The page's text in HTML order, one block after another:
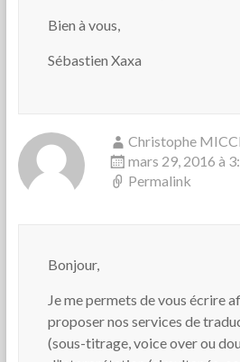
Bien à vous,
Sébastien Xaxa
Christophe
mars 29, 2016 à
Permalink
Bonjour,
Je me permets de vous écrire
proposer nos services de
(sous-titrage, voice over ou